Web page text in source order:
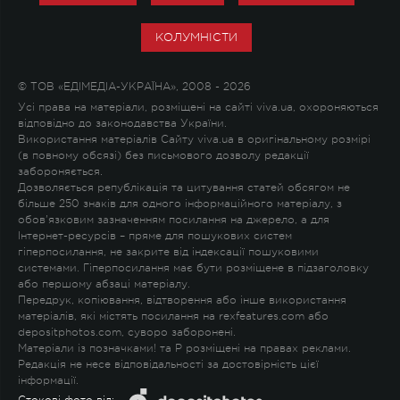
КОЛУМНІСТИ
© ТОВ «ЕДІМЕДІА-УКРАЇНА», 2008 - 2026
Усі права на матеріали, розміщені на сайті viva.ua, охороняються
відповідно до законодавства України.
Використання матеріалів Сайту viva.ua в оригінальному розмірі
(в повному обсязі) без письмового дозволу редакції
забороняється.
Дозволяється републікація та цитування статей обсягом не
більше 250 знаків для одного інформаційного матеріалу, з
обов'язковим зазначенням посилання на джерело, а для
Інтернет-ресурсів – пряме для пошукових систем
гіперпосилання, не закрите від індексації пошуковими
системами. Гіперпосилання має бути розміщене в підзаголовку
або першому абзаці матеріалу.
Передрук, копіювання, відтворення або інше використання
матеріалів, які містять посилання на rexfeatures.com або
depositphotos.com, суворо заборонені.
Матеріали із позначками! та P розміщені на правах реклами.
Редакція не несе відповідальності за достовірність цієї
інформації.